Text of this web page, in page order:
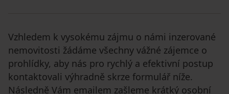
Vzhledem k vysokému zájmu o námi inzerované
nemovitosti žádáme všechny vážné zájemce o
prohlídky, aby nás pro rychlý a efektivní postup
kontaktovali výhradně skrze formulář níže.
Následně Vám emailem zašleme krátký osobní